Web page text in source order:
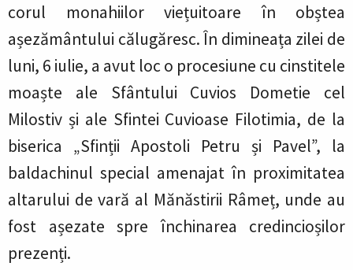
corul monahiilor viețuitoare în obștea
așezământului călugăresc. În dimineața zilei de
luni, 6 iulie, a avut loc o procesiune cu cinstitele
moaște ale Sfântului Cuvios Dometie cel
Milostiv și ale Sfintei Cuvioase Filotimia, de la
biserica „Sfinții Apostoli Petru și Pavel”, la
baldachinul special amenajat în proximitatea
altarului de vară al Mănăstirii Râmeț, unde au
fost așezate spre închinarea credincioșilor
prezenți.